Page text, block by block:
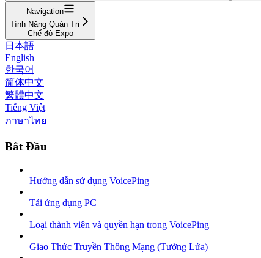
Navigation
Tính Năng Quản Trị
Chế độ Expo
日本語
English
한국어
简体中文
繁體中文
Tiếng Việt
ภาษาไทย
Bắt Đầu
Hướng dẫn sử dụng VoicePing
Tải ứng dụng PC
Loại thành viên và quyền hạn trong VoicePing
Giao Thức Truyền Thông Mạng (Tường Lửa)